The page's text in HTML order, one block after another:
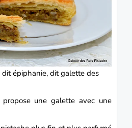
dit épiphanie, dit galette des
une galette avec une